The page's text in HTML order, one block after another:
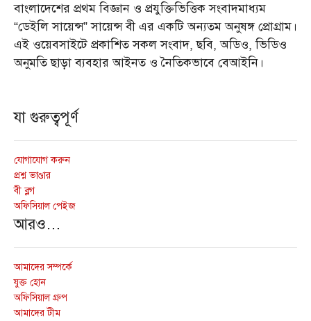
বাংলাদেশের প্রথম বিজ্ঞান ও প্রযুক্তিভিত্তিক সংবাদমাধ্যম
“ডেইলি সায়েন্স” সায়েন্স বী এর একটি অন্যতম অনুষঙ্গ প্রোগ্রাম।
এই ওয়েবসাইটে প্রকাশিত সকল সংবাদ, ছবি, অডিও, ভিডিও
অনুমতি ছাড়া ব্যবহার আইনত ও নৈতিকভাবে বেআইনি।
যা গুরুত্বপূর্ণ
যোগাযোগ করুন
প্রশ্ন ভাণ্ডার
বী ব্লগ
অফিসিয়াল পেইজ
আরও…
আমাদের সম্পর্কে
যুক্ত হোন
অফিসিয়াল গ্রুপ
আমাদের টীম